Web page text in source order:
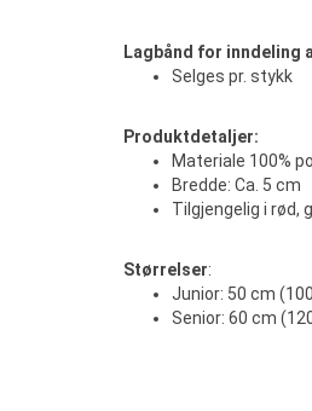
Lagbånd for inndeling
Selges pr. stykk
Produktdetaljer:
Materiale 100%
Bredde: Ca. 5 cm
Tilgjengelig i rød,
Størrelser:
Junior: 50 cm
Senior: 60 cm